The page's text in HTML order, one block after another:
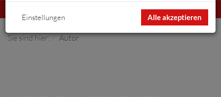
umschalten
Sie sind hier: Autor
Alle akzeptieren
Einstellungen